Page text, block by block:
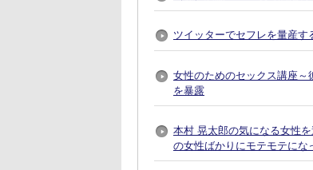
ツイッターでセフレを量産す
女性のためのセックス講座
を暴露
本村 晃太郎の気になる女性
の女性ばかりにモテモテにな